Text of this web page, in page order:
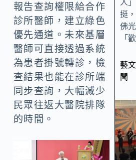
報告查詢權限給合作
診所醫師，建立綠色
優先通道。未來基層
醫師可直接透過系統
為患者掛號轉診，檢
查結果也能在診所端
同步查詢，大幅減少
民眾往返大醫院排隊
的時間。
人
挺
佛
「
藝
聞